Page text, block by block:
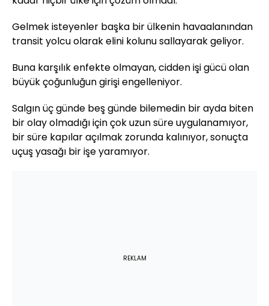
Gelmek isteyenler başka bir ülkenin havaalanından
transit yolcu olarak elini kolunu sallayarak geliyor.
Buna karşılık enfekte olmayan, cidden işi gücü olan
büyük çoğunluğun girişi engelleniyor.
Salgın üç günde beş günde bilemedin bir ayda biten
bir olay olmadığı için çok uzun süre uygulanamıyor,
bir süre kapılar açılmak zorunda kalınıyor, sonuçta
uçuş yasağı bir işe yaramıyor.
REKLAM